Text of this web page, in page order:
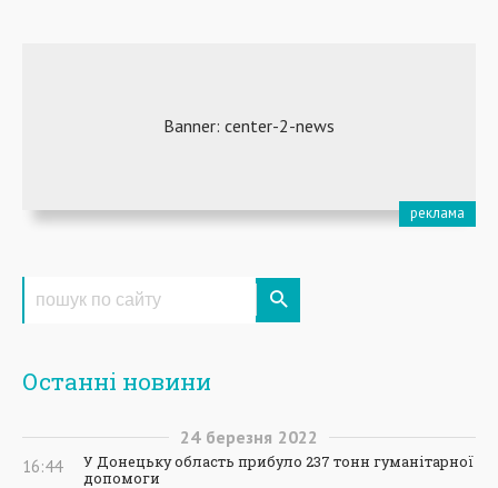
Останні новини
24 березня 2022
16:44
У Донецьку область прибуло 237 тонн гуманітарної
допомоги